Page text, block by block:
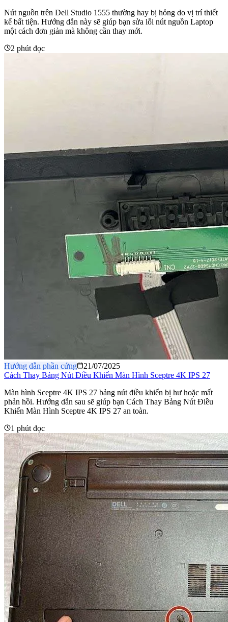
Nút nguồn trên Dell Studio 1555 thường hay bị hỏng do vị trí thiết
kế bất tiện. Hướng dẫn này sẽ giúp bạn sửa lỗi nút nguồn Laptop
một cách đơn giản mà không cần thay mới.
2 phút đọc
Hướng dẫn phần cứng
21/07/2025
Cách Thay Bảng Nút Điều Khiển Màn Hình Sceptre 4K IPS 27
Màn hình Sceptre 4K IPS 27 bảng nút điều khiển bị hư hoặc mất
phản hồi. Hướng dẫn sau sẽ giúp bạn Cách Thay Bảng Nút Điều
Khiển Màn Hình Sceptre 4K IPS 27 an toàn.
1 phút đọc